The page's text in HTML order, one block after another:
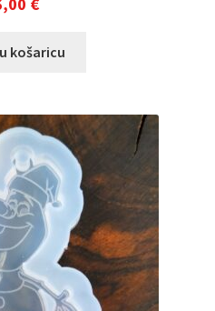
košaricu